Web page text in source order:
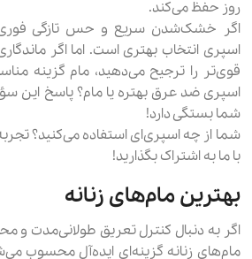
روز حفظ می‌کند.
اگر خشک‌شدن سریع و حس تازگی فوری
اسپری انتخاب بهتری است. اما اگر
قوی‌تر را ترجیح می‌دهید، مام گزینه
اسپری ضد عرق بهتره یا مام؟ پاسخ این
شما بستگی دارد!
شما از چه اسپری‌ای استفاده می‌کنید؟
با ما به اشتراک بگذارید!
بهترین مام‌های زنانه
اگر به دنبال کنترل تعریق طولانی‌مدت و
مام‌های زنانه گزینه‌ای ایده‌آل محسوب